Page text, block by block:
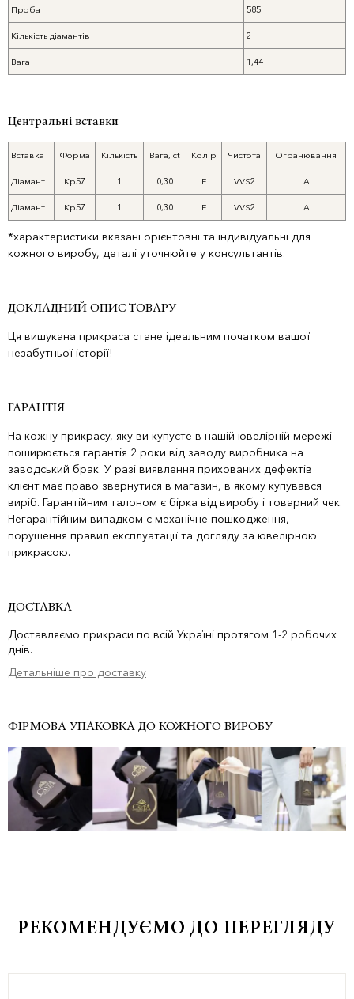
Проба 585
Кількість діамантів 2
Вага 1,44
Центральні вставки
Вставка Форма Кількість Вага, ct Колір Чистота Огранювання
Діамант Кр57 1 0,30 F VVS2 А
Діамант Кр57 1 0,30 F VVS2 A
*характеристики вказані орієнтовні та індивідуальні для
кожного виробу, деталі уточнюйте у консультантів.
ДОКЛАДНИЙ ОПИС ТОВАРУ
Ця вишукана прикраса стане ідеальним початком вашої
незабутньої історії!
ГАРАНТІЯ
На кожну прикрасу, яку ви купуєте в нашій ювелірній мережі
поширюється гарантія 2 роки від заводу виробника на
заводський брак. У разі виявлення прихованих дефектів
клієнт має право звернутися в магазин, в якому купувався
виріб. Гарантійним талоном є бірка від виробу і товарний чек.
Негарантійним випадком є механічне пошкодження,
порушення правил експлуатації та догляду за ювелірною
прикрасою.
ДОСТАВКА
Доставляємо прикраси по всій Україні протягом 1-2 робочих
днів.
Детальніше про доставку
ФІРМОВА УПАКОВКА ДО КОЖНОГО ВИРОБУ
РЕКОМЕНДУЄМО ДО ПЕРЕГЛЯДУ